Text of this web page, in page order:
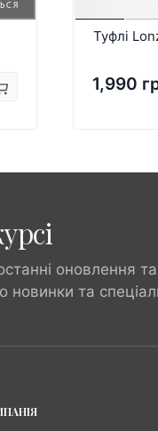
Туфлі
1,990
оновлення та
новинки та